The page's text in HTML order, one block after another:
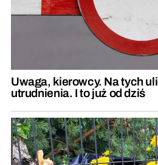
Uwaga, kierowcy. Na tych
utrudnienia. I to już od dziś